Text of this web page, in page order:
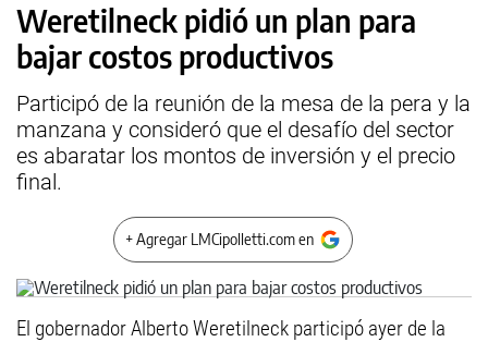
Weretilneck pidió un plan para
bajar costos productivos
Participó de la reunión de la mesa de la pera y la
manzana y consideró que el desafío del sector
es abaratar los montos de inversión y el precio
final.
+ Agregar LMCipolletti.com en
El gobernador Alberto Weretilneck participó ayer de la